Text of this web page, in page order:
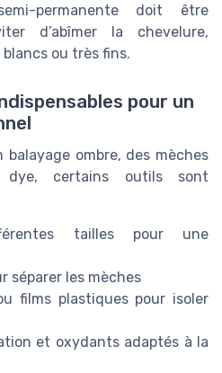
permanente doit être
d’abîmer la chevelure,
ou très fins.
pour un
ombre, des mèches
certains outils sont
tailles pour une
séparer les mèches
films plastiques pour isoler
et oxydants adaptés à la